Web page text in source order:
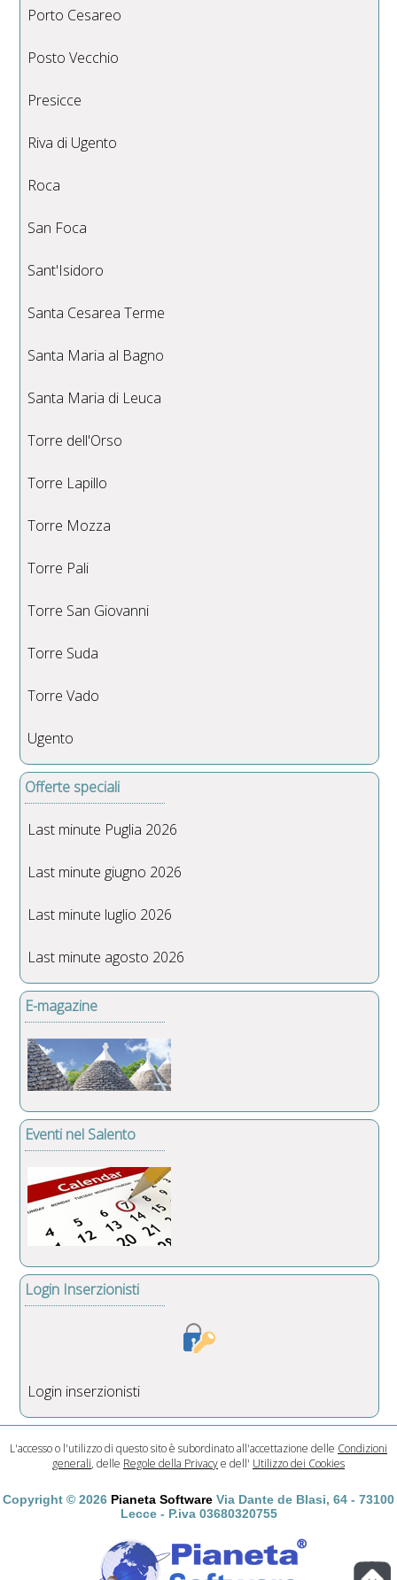
Porto Cesareo
Posto Vecchio
Presicce
Riva di Ugento
Roca
San Foca
Sant'Isidoro
Santa Cesarea Terme
Santa Maria al Bagno
Santa Maria di Leuca
Torre dell'Orso
Torre Lapillo
Torre Mozza
Torre Pali
Torre San Giovanni
Torre Suda
Torre Vado
Ugento
Offerte speciali
Last minute Puglia 2026
Last minute giugno 2026
Last minute luglio 2026
Last minute agosto 2026
E-magazine
Eventi nel Salento
Login Inserzionisti
Login inserzionisti
L'accesso o l'utilizzo di questo sito è subordinato all'accettazione delle Condizioni
generali, delle Regole della Privacye dell' Utilizzo dei Cookies
Copyright © 2026 Pianeta Software Via Dante de Blasi, 64 - 73100
Lecce - P.iva 03680320755